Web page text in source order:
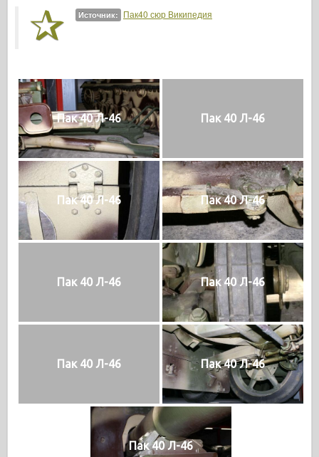
Книги
Dvd
ле журнал
Комплекты
Источник: Пак40 сюр Википедия
Пак 40 Л-46 Пак 40 Л-46
Пак 40 Л-46 Пак 40 Л-46
Пак 40 Л-46 Пак 40 Л-46
Пак 40 Л-46 Пак 40 Л-46
Пак 40 Л-46